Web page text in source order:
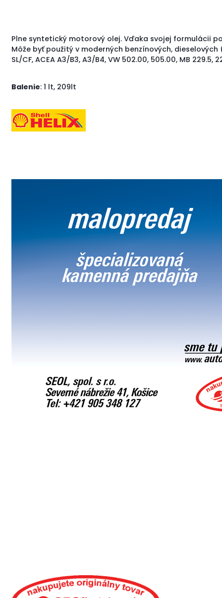
Plne syntetický motorový olej. Vďaka svojej formulácii
Môže byť použitý v moderných benzínových,
SL/CF, ACEA A3/B3, A3/B4, VW 502.00, 505.00, MB 229.5,
Balenie: 1 lt, 209lt